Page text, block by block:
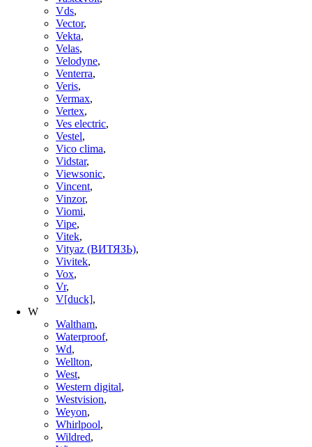
Vds,
Vector,
Vekta,
Velas,
Velodyne,
Venterra,
Veris,
Vermax,
Vertex,
Ves electric,
Vestel,
Vico clima,
Vidstar,
Viewsonic,
Vincent,
Vinzor,
Viomi,
Vipe,
Vitek,
Vityaz (ВИТЯЗЬ),
Vivitek,
Vox,
Vr,
V[duck],
W
Waltham,
Waterproof,
Wd,
Wellton,
West,
Western digital,
Westvision,
Weyon,
Whirlpool,
Wildred,